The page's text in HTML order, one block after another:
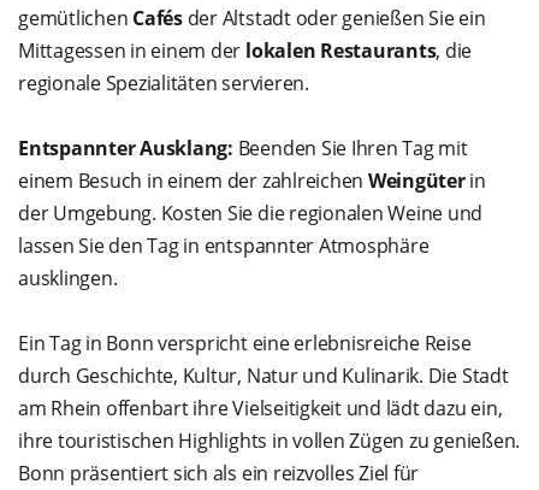
gemütlichen Cafésder Altstadt oder genießen Sie ein
Mittagessen in einem der lokalen Restaurants, die
regionale Spezialitäten servieren.
Entspannter Ausklang: Beenden Sie Ihren Tag mit
einem Besuch in einem der zahlreichen Weingüterin
der Umgebung. Kosten Sie die regionalen Weine und
lassen Sie den Tag in entspannter Atmosphäre
ausklingen.
Ein Tag in Bonn verspricht eine erlebnisreiche Reise
durch Geschichte, Kultur, Natur und Kulinarik. Die Stadt
am Rhein offenbart ihre Vielseitigkeit und lädt dazu ein,
ihre touristischen Highlights in vollen Zügen zu genießen.
Bonn präsentiert sich als ein reizvolles Ziel für